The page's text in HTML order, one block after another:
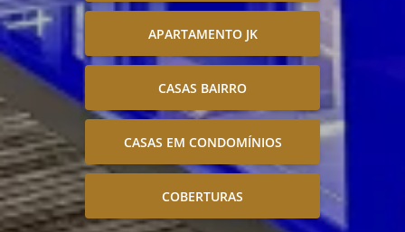
APARTAMENTO JK
CASAS BAIRRO
CASAS EM CONDOMÍNIOS
COBERTURAS